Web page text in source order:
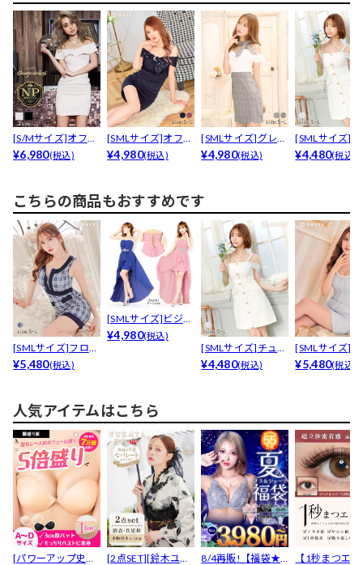
[S/Mサイズ]オフシ
ョルダータイトミ...
¥6,980(税込)
[SMLサイズ]オフシ
ョルパールビジュ...
¥4,980(税込)
[SMLサイズ]グレン
チェックネックリ...
¥4,980(税込)
[SMLサイズ]
ルオフショル
¥4,480(税込)
こちらの商品もおすすめです
[SMLサイズ]フロン
トジップチェック...
¥5,480(税込)
[SMLサイズ]ビジュ
ー付きロングテー...
¥4,980(税込)
[SMLサイズ]チュー
ルオフショルパー...
¥4,480(税込)
[SMLサイズ]
ルツイードビ
¥5,480(税込)
人気アイテムはこちら
[パワーアップ史上
[2点SET][鈴木ユリ
8/4再販!【福袋★
【1秒まつエ